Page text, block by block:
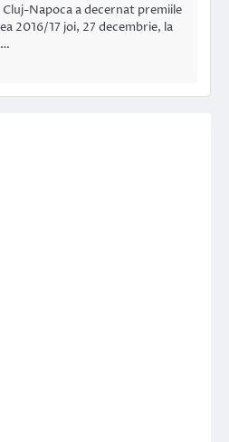
Napoca a decernat premiile
2016/17 joi, 27 decembrie, la